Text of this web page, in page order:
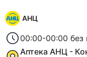
АНЦ
00:00-00:00 без
Аптека АНЦ -